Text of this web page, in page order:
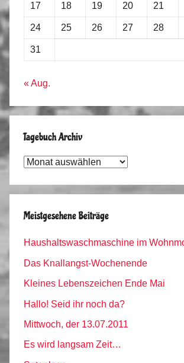
17 18 19 20 21
24 25 26 27 28
31
« Aug.
Tagebuch Archiv
Tagebuch
Meistgesehene Beiträge
Haushaltswaschmaschine im
Das Knallangst-Wochenende
Kleines Lebenszeichen Ende Mai
Hallo! Seid ihr noch da?
Mittwoch, der 13.07.2011
Es wird langsam Zeit…